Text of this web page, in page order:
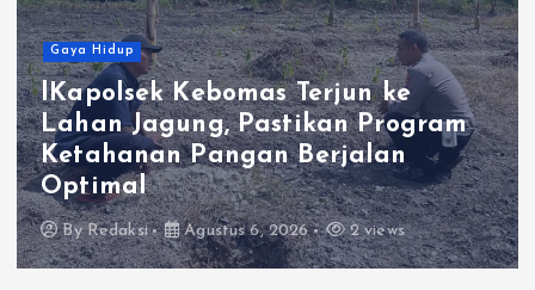
Gaya Hidup
Polres Gresik Amankan Dua
Tersangka Edarkan Sabu Jaringan
Bangkalan
ByRedaksi Agustus 6, 2026 0 views